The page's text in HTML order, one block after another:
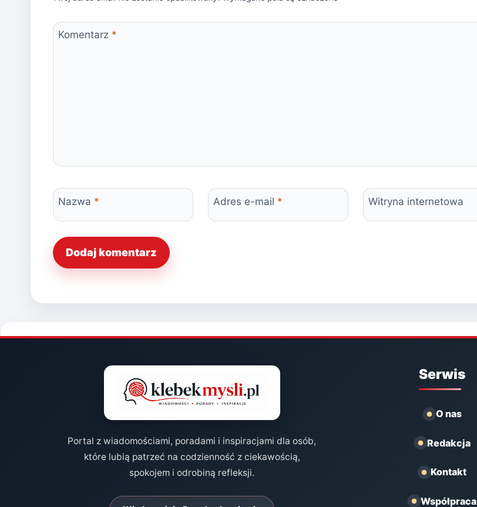
Komentarz *
Nazwa * Adres e-mail * Witryna internetowa
Portal z wiadomościami, poradami i inspiracjami dla osób,
które lubią patrzeć na codzienność z ciekawością,
spokojem i odrobiną refleksji.
Serwis
O nas
Redakcja
Kontakt
Współpraca